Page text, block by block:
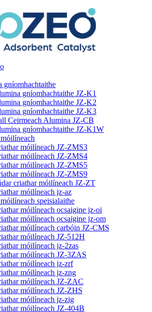
gníomhachtaithe
gníomhachtaithe JZ-K1
gníomhachtaithe JZ-K2
gníomhachtaithe JZ-K3
Ceirmeach Alumina JZ-CB
gníomhachtaithe JZ-K1W
móilíneach JZ-ZMS3
móilíneach JZ-ZMS4
móilíneach JZ-ZMS5
móilíneach JZ-ZMS9
criathar móilíneach JZ-ZT
móilíneach jz-az
speisialaithe
móilíneach ocsaigine jz-oi
móilíneach ocsaigine jz-om
móilíneach carbóin JZ-CMS
móilíneach JZ-512H
móilíneach jz-2zas
móilíneach JZ-3ZAS
móilíneach jz-zrf
móilíneach jz-zng
móilíneach JZ-ZAC
móilíneach JZ-ZHS
móilíneach jz-zig
móilíneach JZ-404B